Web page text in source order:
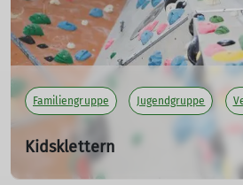
Die LVS-Karte sollte spätestens
werden.
Begrenzte Teinehmerzahl !
Familiengruppe Jugendgruppe
Kidsklettern
Fr. 07.11.2025, 18:30 Uhr - Fr.